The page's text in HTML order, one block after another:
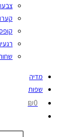
מדיה
שפות
₪0